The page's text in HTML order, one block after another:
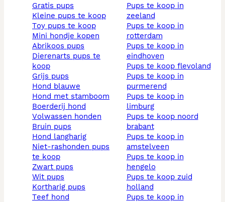
gratis pups
kleine pups te koop
toy pups te koop
mini hondje kopen
abrikoos pups
dierenarts pups te
koop
grijs pups
hond blauwe
hond met stamboom
boerderij hond
volwassen honden
bruin pups
hond langharig
niet-rashonden pups
te koop
zwart pups
wit pups
kortharig pups
teef hond
pups te koop in
zeeland
pups te koop in
rotterdam
pups te koop in
eindhoven
pups te koop flevoland
pups te koop in
purmerend
pups te koop in
limburg
pups te koop noord
brabant
pups te koop in
amstelveen
pups te koop in
hengelo
pups te koop zuid
holland
pups te koop in